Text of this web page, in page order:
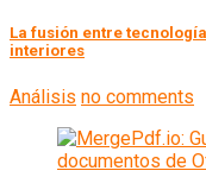
La fusión entre
interiores
Análisis no comments